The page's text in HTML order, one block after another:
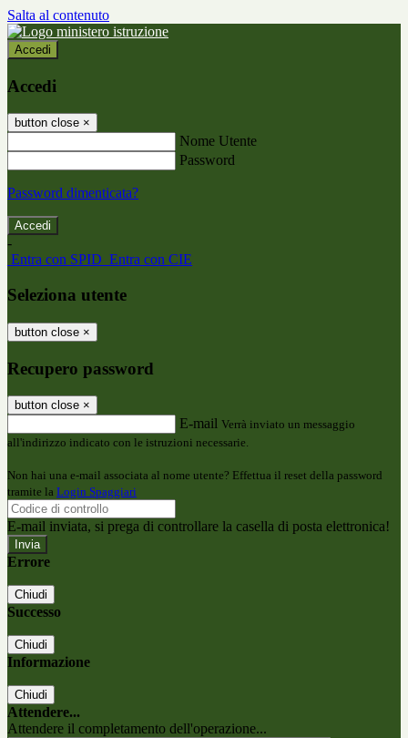
Salta al contenuto
Accedi
Accedi
button close ×
Nome Utente
Password
Password dimenticata?
-
Entra con SPID Entra con CIE
Seleziona utente
button close ×
Recupero password
button close ×
E-mail Verrà inviato un messaggio
all'indirizzo indicato con le istruzioni necessarie.
Non hai una e-mail associata al nome utente? Effettua il reset della password
tramite la Login Spaggiari
E-mail inviata, si prega di controllare la casella di posta elettronica!
Errore
Chiudi
Successo
Chiudi
Informazione
Chiudi
Attendere...
Attendere il completamento dell'operazione...